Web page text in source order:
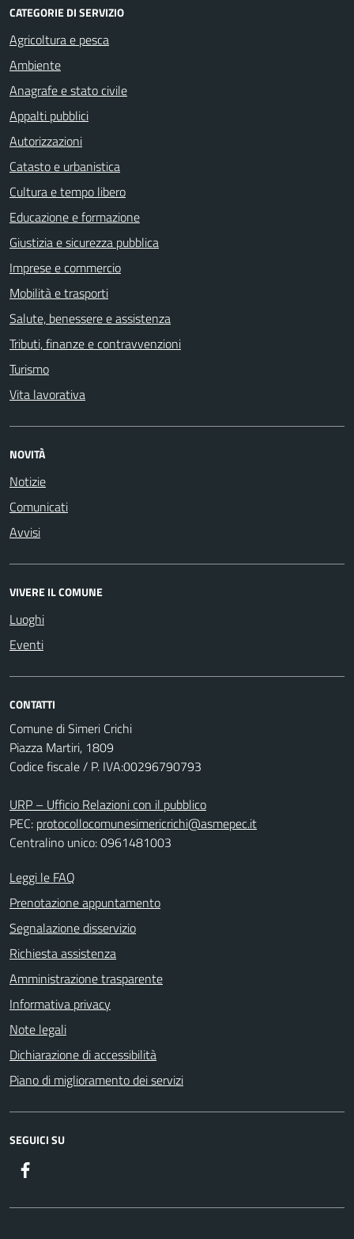
CATEGORIE DI SERVIZIO
Agricoltura e pesca
Ambiente
Anagrafe e stato civile
Appalti pubblici
Autorizzazioni
Catasto e urbanistica
Cultura e tempo libero
Educazione e formazione
Giustizia e sicurezza pubblica
Imprese e commercio
Mobilità e trasporti
Salute, benessere e assistenza
Tributi, finanze e contravvenzioni
Turismo
Vita lavorativa
NOVITÀ
Notizie
Comunicati
Avvisi
VIVERE IL COMUNE
Luoghi
Eventi
CONTATTI
Comune di Simeri Crichi
Piazza Martiri, 1809
Codice fiscale / P. IVA:00296790793
URP – Ufficio Relazioni con il pubblico
PEC: protocollocomunesimericrichi@asmepec.it
Centralino unico: 0961481003
Leggi le FAQ
Prenotazione appuntamento
Segnalazione disservizio
Richiesta assistenza
Amministrazione trasparente
Informativa privacy
Note legali
Dichiarazione di accessibilità
Piano di miglioramento dei servizi
SEGUICI SU